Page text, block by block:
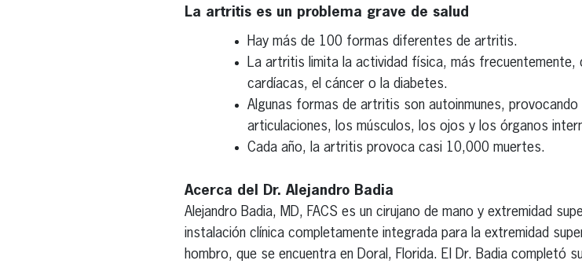
La artritis es un problema grave de salud
Hay más de 100 formas diferentes de artritis.
La artritis limita la actividad física, más frecuentemente,
cardíacas, el cáncer o la diabetes.
Algunas formas de artritis son autoinmunes,
articulaciones, los músculos, los ojos y los órganos
Cada año, la artritis provoca casi 10,000 muertes.
Acerca del Dr. Alejandro Badia
Alejandro Badia, MD, FACS es un cirujano de mano y extremidad
instalación clínica completamente integrada para la extremidad
hombro, que se encuentra en Doral, Florida. El Dr. Badia completó